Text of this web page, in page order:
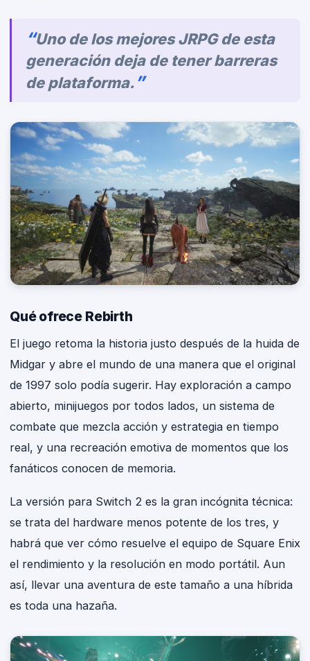
Uno de los mejores JRPG de esta
generación deja de tener barreras
de plataforma.
Qué ofrece Rebirth
El juego retoma la historia justo después de la huida de
Midgar y abre el mundo de una manera que el original
de 1997 solo podía sugerir. Hay exploración a campo
abierto, minijuegos por todos lados, un sistema de
combate que mezcla acción y estrategia en tiempo
real, y una recreación emotiva de momentos que los
fanáticos conocen de memoria.
La versión para Switch 2 es la gran incógnita técnica:
se trata del hardware menos potente de los tres, y
habrá que ver cómo resuelve el equipo de Square Enix
el rendimiento y la resolución en modo portátil. Aun
así, llevar una aventura de este tamaño a una híbrida
es toda una hazaña.